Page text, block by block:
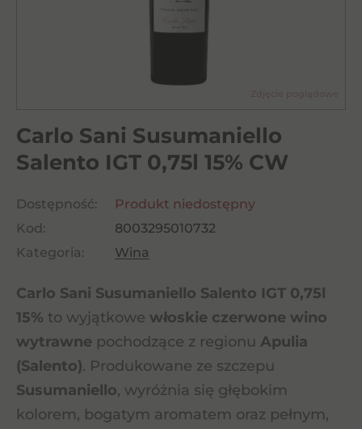
Carlo Sani Susumaniello
Salento IGT 0,75l 15% CW
Dostępność:
Produkt niedostępny
Kod:
8003295010732
Kategoria:
Wina
Carlo Sani Susumaniello Salento IGT 0,75l
15% to wyjątkowe włoskie czerwone wino
wytrawne pochodzące z regionu Apulia
(Salento). Produkowane ze szczepu
Susumaniello, wyróżnia się głębokim
kolorem, bogatym aromatem oraz pełnym,